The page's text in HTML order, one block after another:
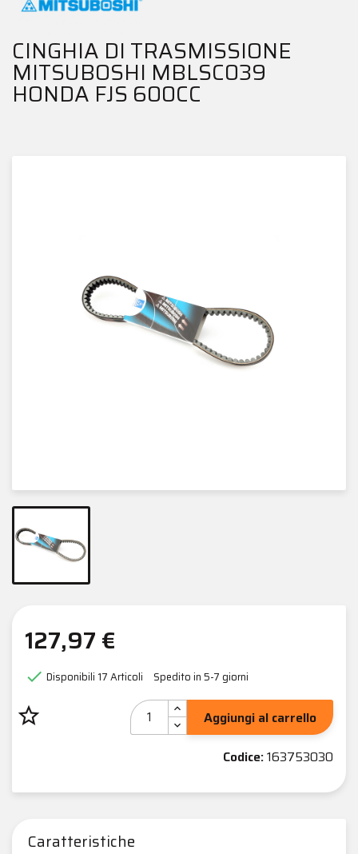
CINGHIA DI TRASMISSIONE
MITSUBOSHI MBLSC039
HONDA FJS 600CC
127,97 €
 Disponibili 17 Articoli Spedito in 5-7 giorni
star_border
Aggiungi al carrello
Codice:163753030
Caratteristiche